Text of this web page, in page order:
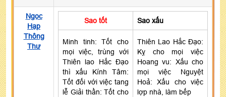
Ngọc
Hạp
Thông
Thư
Sao tốt Sao xấu
Minh tinh: Tốt cho
mọi việc, trùng với
Thiên lao Hắc Đạo
thì xấu Kính Tâm:
Tốt đối với việc tang
lễ Giải thần: Tốt cho
Thiên Lao Hắc Đạo:
Kỵ cho mọi việc
Hoang vu: Xấu cho
mọi việc Nguyệt
Hoả: Xấu cho việc
lợp nhà, làm bếp